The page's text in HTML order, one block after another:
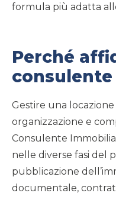
formula più adatta
Perché
Gestire una
organizzazione e
Consulente
nelle diverse fasi del
pubblicazione
documentale,